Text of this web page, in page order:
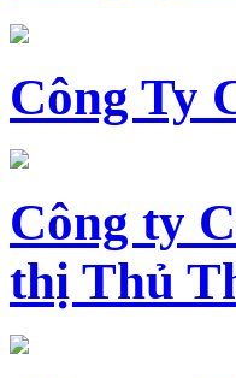
Công Ty
Công ty
thị Thủ